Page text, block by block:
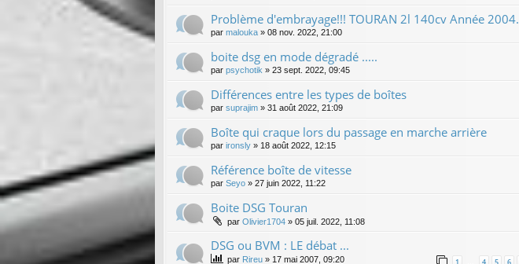
Problème d'embrayage!!! TOURAN 2l 140cv Année 2004.
par malouka » 08 nov. 2022, 21:00
boite dsg en mode dégradé .....
par psychotik » 23 sept. 2022, 09:45
Différences entre les types de boîtes
par suprajim » 31 août 2022, 21:09
Boîte qui craque lors du passage en marche arrière
par ironsly » 18 août 2022, 12:15
Référence boîte de vitesse
par Seyo » 27 juin 2022, 11:22
Boite DSG Touran
par Olivier1704 » 05 juil. 2022, 11:08
DSG ou BVM : LE débat ...
par Rireu » 17 mai 2007, 09:20 1 4 5 6